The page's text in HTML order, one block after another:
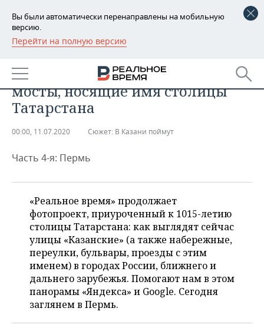
Вы были автоматически перенаправлены на мобильную
версию.
Перейти на полную версию
РЕГИОНЫ
БАШКОРТОСТАН
ТАТАРСТАН
НОВОСТИ
АНАЛИТИКА
ВУЗЫ ТАТАРСТАНА
КОМУ ПРИНАДЛЕЖАТ
ТОРГОВЫЕ ЦЕНТРЫ
ТАТАРСТАНА
БАНКИ
БЮДЖЕТ
ИНВЕСТИЦИИ
ПРОМЫШЛЕННОСТИ
АГРОПРОМ
МАШИНОСТРОЕНИЕ
НЕФТЕХИМИЯ
НЕФТЬ
ОПК
НОВОСТИ НЕДВИЖИМОСТИ
АВТО
НОВОСТИ АВТО
БИЗНЕС
НОВОСТИ БИЗНЕСА
РОЗНИЧНАЯ ТОРГОВЛЯ
ТЕХНОЛОГИИ
НОВОСТИ ТЕХНОЛОГИЙ
МЕРОПРИЯТИЯ
НОВОСТИ МЕРОПРИЯТИЙ
выглядят улицы, проезды и
мосты, носящие имя столицы
Татарстана
00:00, 11.07.2020 Сюжет: В Казани поймут
Часть 4-я: Пермь
«Реальное время» продолжает
фотопроект, приуроченный к 1015-летию
столицы Татарстана: как выглядят сейчас
улицы «Казанские» (а также набережные,
переулки, бульвары, проезды с этим
именем) в городах России, ближнего и
дальнего зарубежья. Помогают нам в этом
панорамы «Яндекса» и Google. Сегодня
заглянем в Пермь.